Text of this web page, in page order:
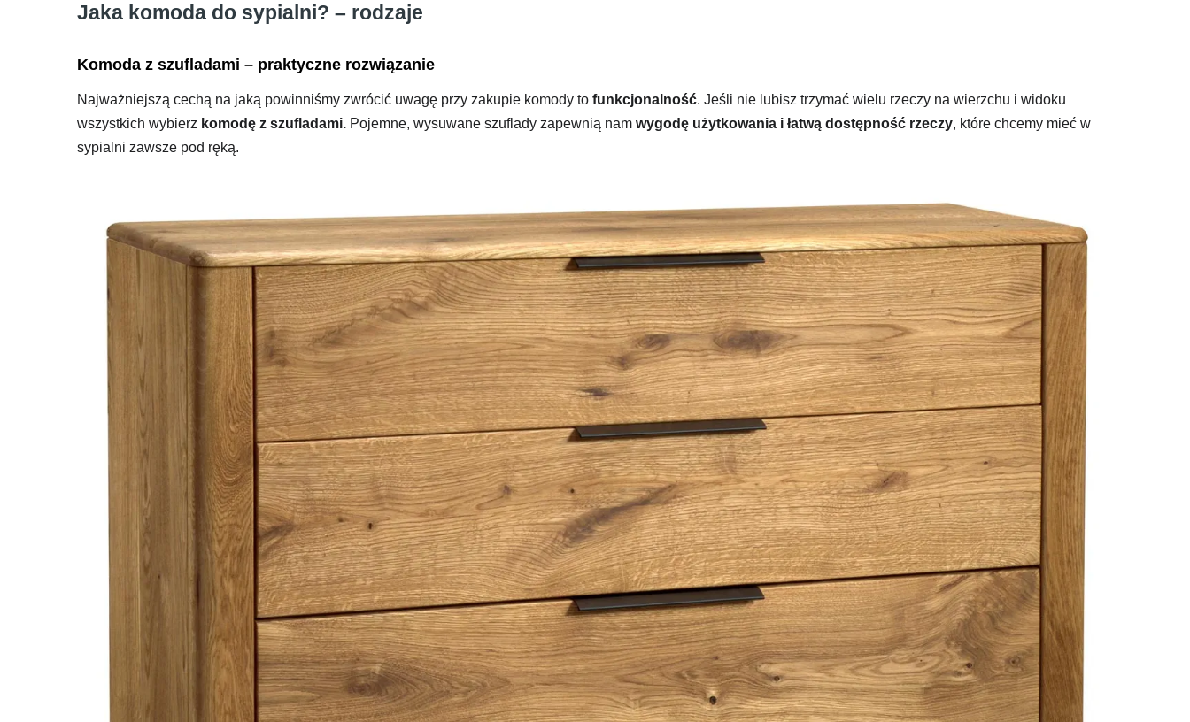
Jaka komoda do sypialni? – rodzaje
Komoda z szufladami – praktyczne rozwiązanie
Najważniejszą cechą na jaką powinniśmy zwrócić uwagę przy zakupie komody to funkcjonalność. Jeśli nie lubisz trzymać wielu rzeczy na wierzchu i widoku
wszystkich wybierz komodę z szufladami. Pojemne, wysuwane szuflady zapewnią nam wygodę użytkowania i łatwą dostępność rzeczy, które chcemy mieć w
sypialni zawsze pod ręką.